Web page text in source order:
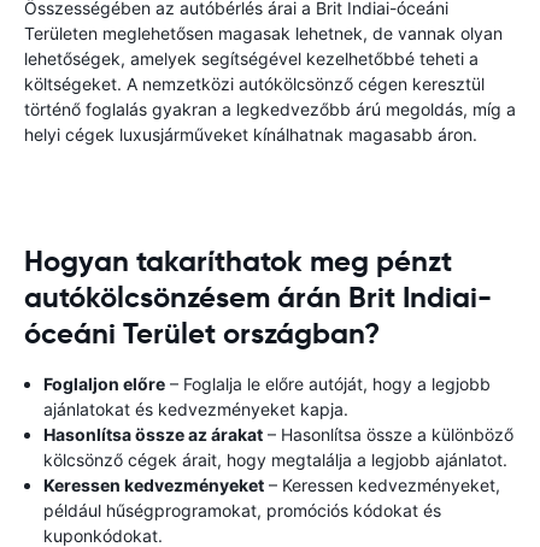
Összességében az autóbérlés árai a Brit Indiai-óceáni
Területen meglehetősen magasak lehetnek, de vannak olyan
lehetőségek, amelyek segítségével kezelhetőbbé teheti a
költségeket. A nemzetközi autókölcsönző cégen keresztül
történő foglalás gyakran a legkedvezőbb árú megoldás, míg a
helyi cégek luxusjárműveket kínálhatnak magasabb áron.
Hogyan takaríthatok meg pénzt
autókölcsönzésem árán Brit Indiai-
óceáni Terület országban?
Foglaljon előre – Foglalja le előre autóját, hogy a legjobb
ajánlatokat és kedvezményeket kapja.
Hasonlítsa össze az árakat – Hasonlítsa össze a különböző
kölcsönző cégek árait, hogy megtalálja a legjobb ajánlatot.
Keressen kedvezményeket – Keressen kedvezményeket,
például hűségprogramokat, promóciós kódokat és
kuponkódokat.